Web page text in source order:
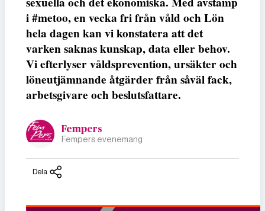
i #metoo, en vecka fri från våld och Lön
hela dagen kan vi konstatera att det
varken saknas kunskap, data eller behov.
Vi efterlyser våldsprevention, ursäkter och
löneutjämnande åtgärder från såväl fack,
arbetsgivare och beslutsfattare.
Fempers
Fempers evenemang
Dela